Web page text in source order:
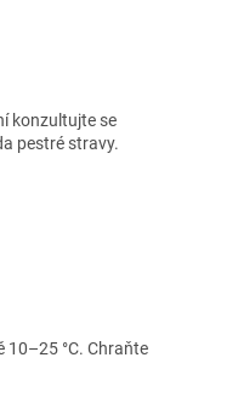
konzultujte se
pestré stravy.
10–25 °C. Chraňte